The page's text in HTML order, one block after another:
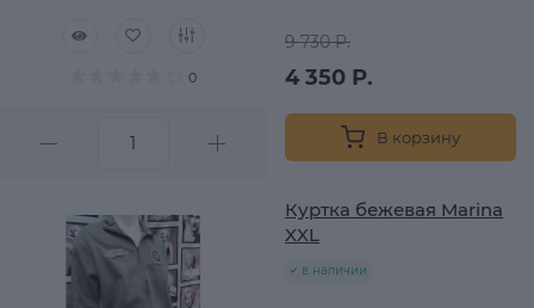
0
9 730 Р.
4 350 Р.
В корзину
Куртка бежевая Marina
XXL
в наличии